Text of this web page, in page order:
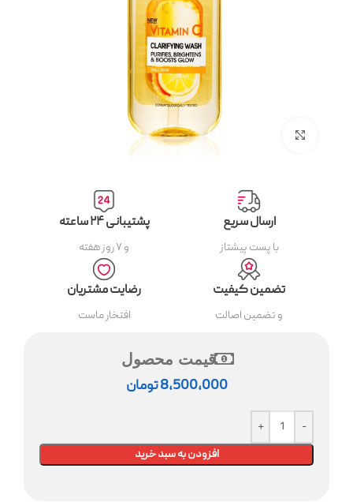
ارسال سریع
با پست پیشتاز
پشتیبانی ۲۴ ساعته
و ۷ روز هفته
تضمین کیفیت
و تضمین اصالت
رضایت مشتریان
افتخار ماست
قیمت محصول
8,500,000تومان
افزودن به سبد خرید